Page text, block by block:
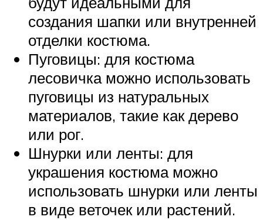
создания шапки или внутренней
отделки костюма.
Пуговицы: для костюма
лесовичка можно использовать
пуговицы из натуральных
материалов, такие как дерево
или рог.
Шнурки или ленты: для
украшения костюма можно
использовать шнурки или ленты
в виде веточек или растений.